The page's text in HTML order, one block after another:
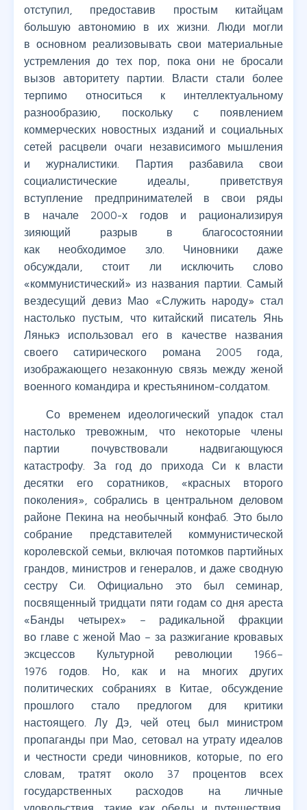
отступил, предоставив простым китайцам
большую автономию в их жизни. Люди могли
в основном реализовывать свои материальные
устремления до тех пор, пока они не бросали
вызов авторитету партии. Власти стали более
терпимо относиться к интеллектуальному
разнообразию, поскольку с появлением
коммерческих новостных изданий и социальных
сетей расцвели очаги независимого мышления
и журналистики. Партия разбавила свои
социалистические идеалы, приветствуя
вступление предпринимателей в свои ряды
в начале 2000-х годов и рационализируя
зияющий разрыв в благосостоянии
как необходимое зло. Чиновники даже
обсуждали, стоит ли исключить слово
«коммунистический» из названия партии. Самый
вездесущий девиз Мао «Служить народу» стал
настолько пустым, что китайский писатель Янь
Лянькэ использовал его в качестве названия
своего сатирического романа 2005 года,
изображающего незаконную связь между женой
военного командира и крестьянином-солдатом.
Со временем идеологический упадок стал
настолько тревожным, что некоторые члены
партии почувствовали надвигающуюся
катастрофу. За год до прихода Си к власти
десятки его соратников, «красных второго
поколения», собрались в центральном деловом
районе Пекина на необычный конфаб. Это было
собрание представителей коммунистической
королевской семьи, включая потомков партийных
грандов, министров и генералов, и даже сводную
сестру Си. Официально это был семинар,
посвященный тридцати пяти годам со дня ареста
«Банды четырех» – радикальной фракции
во главе с женой Мао – за разжигание кровавых
эксцессов Культурной революции 1966–
1976 годов. Но, как и на многих других
политических собраниях в Китае, обсуждение
прошлого стало предлогом для критики
настоящего. Лу Дэ, чей отец был министром
пропаганды при Мао, сетовал на утрату идеалов
и честности среди чиновников, которые, по его
словам, тратят около 37 процентов всех
государственных расходов на личные